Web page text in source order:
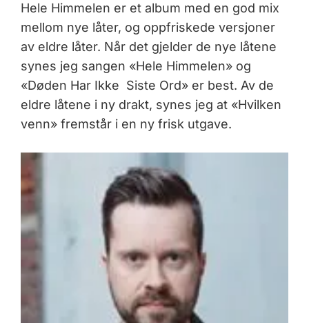
Hele Himmelen er et album med en god mix
mellom nye låter, og oppfriskede versjoner
av eldre låter. Når det gjelder de nye låtene
synes jeg sangen «Hele Himmelen» og
«Døden Har Ikke Siste Ord» er best. Av de
eldre låtene i ny drakt, synes jeg at «Hvilken
venn» fremstår i en ny frisk utgave.